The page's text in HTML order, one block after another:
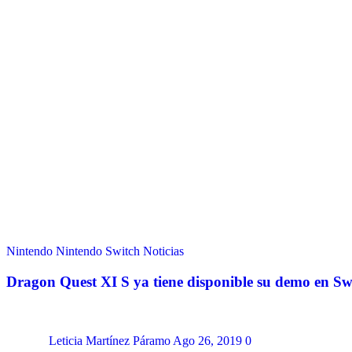
Nintendo Nintendo Switch Noticias
Dragon Quest XI S ya tiene disponible su demo en
Leticia Martínez Páramo Ago 26, 2019 0